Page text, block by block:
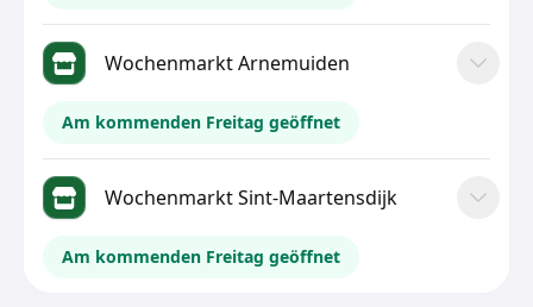
Wochenmarkt Arnemuiden
Am kommenden Freitag geöffnet
Wochenmarkt Sint-Maartensdijk
Am kommenden Freitag geöffnet